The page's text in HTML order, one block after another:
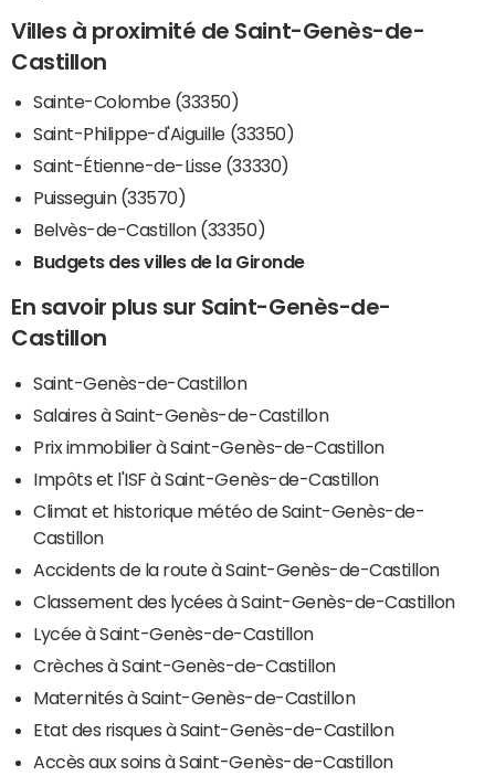
Villes à proximité de Saint-Genès-de-
Castillon
Sainte-Colombe (33350)
Saint-Philippe-d'Aiguille (33350)
Saint-Étienne-de-Lisse (33330)
Puisseguin (33570)
Belvès-de-Castillon (33350)
Budgets des villes de la Gironde
En savoir plus sur Saint-Genès-de-
Castillon
Saint-Genès-de-Castillon
Salaires à Saint-Genès-de-Castillon
Prix immobilier à Saint-Genès-de-Castillon
Impôts et l'ISF à Saint-Genès-de-Castillon
Climat et historique météo de Saint-Genès-de-
Castillon
Accidents de la route à Saint-Genès-de-Castillon
Classement des lycées à Saint-Genès-de-Castillon
Lycée à Saint-Genès-de-Castillon
Crèches à Saint-Genès-de-Castillon
Maternités à Saint-Genès-de-Castillon
Etat des risques à Saint-Genès-de-Castillon
Accès aux soins à Saint-Genès-de-Castillon